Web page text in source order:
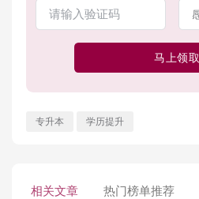
马上领取
专升本 学历提升
相关文章 热门榜单推荐